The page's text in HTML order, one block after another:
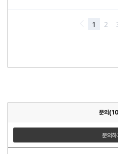
문의
문의하